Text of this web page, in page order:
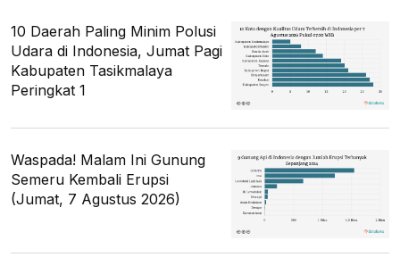
10 Daerah Paling Minim Polusi
Udara di Indonesia, Jumat Pagi
Kabupaten Tasikmalaya
Peringkat 1
Waspada! Malam Ini Gunung
Semeru Kembali Erupsi
(Jumat, 7 Agustus 2026)